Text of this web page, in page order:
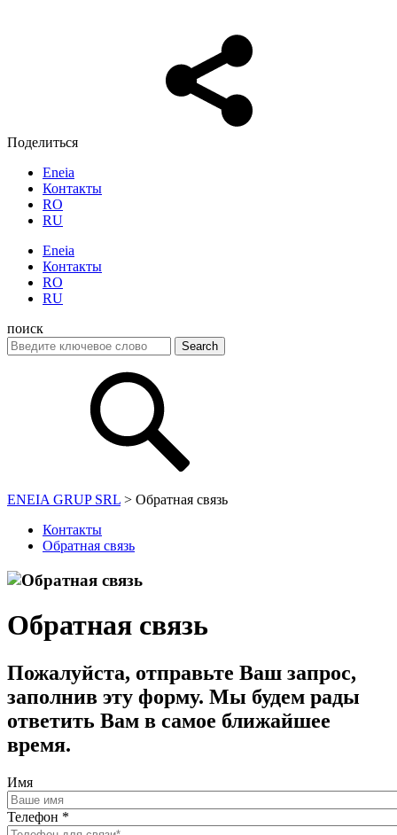
Поделиться
Eneia
Контакты
RO
RU
Eneia
Контакты
RO
RU
поиск
ENEIA GRUP SRL > Обратная связь
Контакты
Обратная связь
Обратная связь
Пожалуйста, отправьте Ваш запрос,
заполнив эту форму. Мы будем рады
ответить Вам в самое ближайшее
время.
Имя
Телефон *